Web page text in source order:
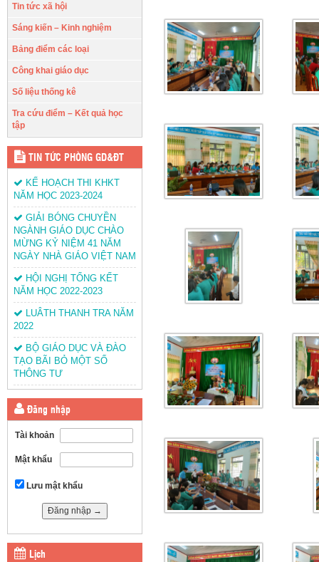
Tin tức xã hội
Sáng kiến – Kinh nghiệm
Bảng điểm các loại
Công khai giáo dục
Số liệu thống kê
Tra cứu điểm – Kết quả học
tập
TIN TỨC PHÒNG GD&ĐT
KẾ HOẠCH THI KHKT
NĂM HỌC 2023-2024
GIẢI BÓNG CHUYỀN
NGÀNH GIÁO DỤC CHÀO
MỪNG KỶ NIỆM 41 NĂM
NGÀY NHÀ GIÁO VIỆT NAM
HỘI NGHỊ TỔNG KẾT
NĂM HỌC 2022-2023
LUÂTH THANH TRA NĂM
2022
BỘ GIÁO DỤC VÀ ĐÀO
TẠO BÃI BỎ MỘT SỐ
THÔNG TƯ
Đăng nhập
Tài khoản
Mật khẩu
Lưu mật khẩu
Lịch